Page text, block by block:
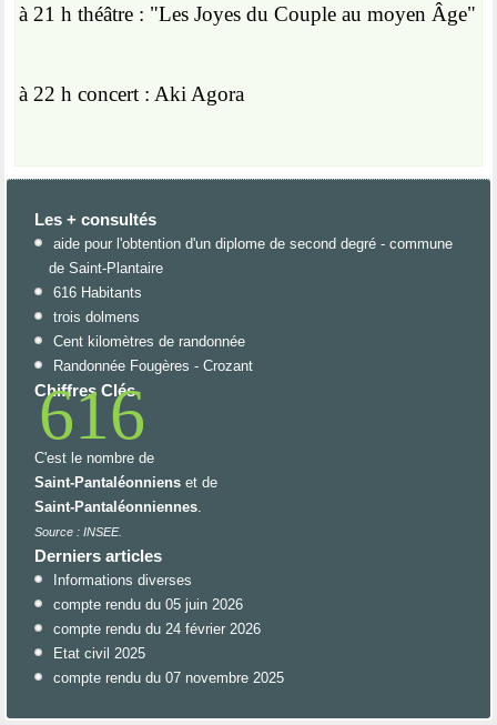
à 21 h théâtre : "Les Joyes du Couple au moyen Âge"
à 22 h concert : Aki Agora
Les + consultés
aide pour l'obtention d'un diplome de second degré - commune
de Saint-Plantaire
616 Habitants
trois dolmens
Cent kilomètres de randonnée
Randonnée Fougères - Crozant
Chiffres Clés
616
C'est le nombre de
Saint-Pantaléonniens et de
Saint-Pantaléonniennes.
Source : INSEE.
Derniers articles
Informations diverses
compte rendu du 05 juin 2026
compte rendu du 24 février 2026
Etat civil 2025
compte rendu du 07 novembre 2025